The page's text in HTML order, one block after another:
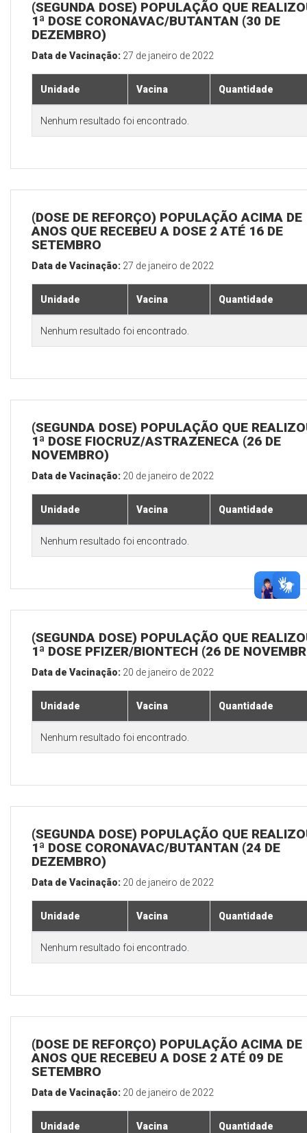
(SEGUNDA DOSE) POPULAÇÃO QUE
1ª DOSE CORONAVAC/BUTANTAN (30 DE
DEZEMBRO)
Data de Vacinação: 27 de janeiro de 2022
Unidade Vacina Quantidade
Nenhum resultado foi encontrado.
(DOSE DE REFORÇO) POPULAÇÃO ACIMA DE
ANOS QUE RECEBEU A DOSE 2 ATÉ 16 DE
SETEMBRO
Data de Vacinação: 27 de janeiro de 2022
Unidade Vacina Quantidade
Nenhum resultado foi encontrado.
(SEGUNDA DOSE) POPULAÇÃO QUE
1ª DOSE FIOCRUZ/ASTRAZENECA (26 DE
NOVEMBRO)
Data de Vacinação: 20 de janeiro de 2022
Unidade Vacina Quantidade
Nenhum resultado foi encontrado.
(SEGUNDA DOSE) POPULAÇÃO QUE
1ª DOSE PFIZER/BIONTECH (26 DE
Data de Vacinação: 20 de janeiro de 2022
Unidade Vacina Quantidade
Nenhum resultado foi encontrado.
(SEGUNDA DOSE) POPULAÇÃO QUE
1ª DOSE CORONAVAC/BUTANTAN (24 DE
DEZEMBRO)
Data de Vacinação: 20 de janeiro de 2022
Unidade Vacina Quantidade
Nenhum resultado foi encontrado.
(DOSE DE REFORÇO) POPULAÇÃO ACIMA DE
ANOS QUE RECEBEU A DOSE 2 ATÉ 09 DE
SETEMBRO
Data de Vacinação: 20 de janeiro de 2022
Unidade Vacina Quantidade